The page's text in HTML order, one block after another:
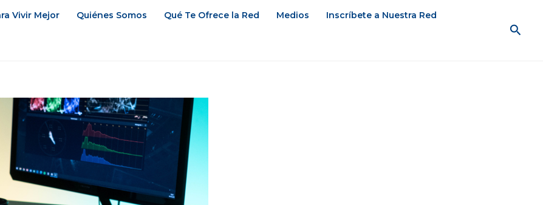
Vivir Mejor Quiénes Somos Qué Te Ofrece la Red Medios Inscríbete a Nuestra Red